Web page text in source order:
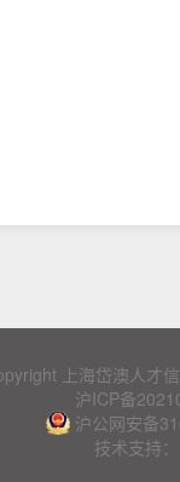
上海岱澳人才
沪ICP备
沪公网安备
技术支持